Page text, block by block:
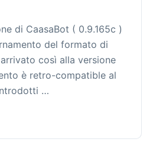
di CaasaBot ( 0.9.165c )
del formato di
così alla versione
è retro-compatible al
…